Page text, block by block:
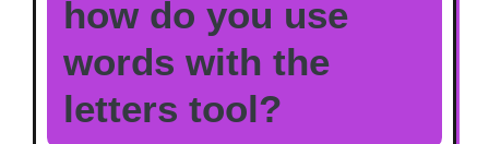
how do you use
words with the
letters tool?